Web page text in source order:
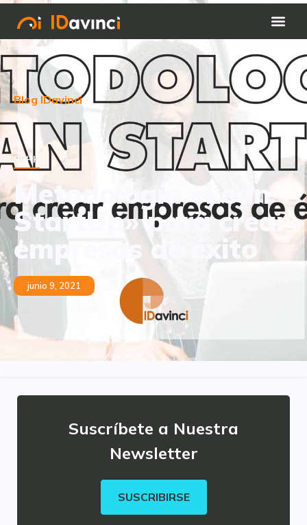
Blog IDavinci
RRHH
Metodología «Lean
StartUp» para crear
empresas de éxito
junio 9, 2021
Suscríbete a Nuestra
Newsletter
SUSCRIBIRSE